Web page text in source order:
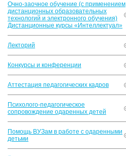
Очно-заочное обучение (с применением
дистанционных образовательных
технологий и электронного обучения)
Дистанционные курсы «Интеллектуал»
Лекторий
Конкурсы и конференции
Аттестация педагогических кадров
Психолого-педагогическое
сопровождение одаренных детей
Помощь ВУЗам в работе с одаренными
детьми